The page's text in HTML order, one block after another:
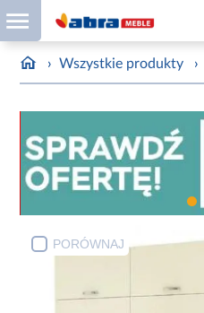
› Wszystkie produkty ›
PORÓWNAJ